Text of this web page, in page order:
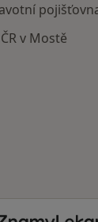
v Mostě
- Hlavní